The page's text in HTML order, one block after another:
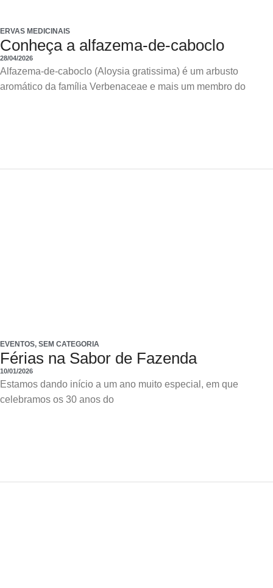
ERVAS MEDICINAIS
Conheça a alfazema-de-caboclo
28/04/2026
Alfazema-de-caboclo (Aloysia gratissima) é um arbusto
aromático da família Verbenaceae e mais um membro do
EVENTOS, SEM CATEGORIA
Férias na Sabor de Fazenda
10/01/2026
Estamos dando início a um ano muito especial, em que
celebramos os 30 anos do